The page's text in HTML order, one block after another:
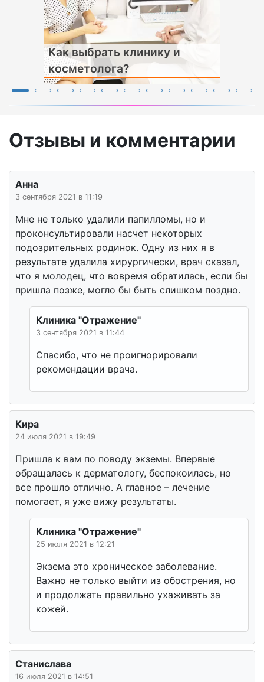
Как выбрать клинику и
косметолога?
Отзывы и комментарии
Анна
3 сентября 2021 в 11:19
Мне не только удалили папилломы, но и
проконсультировали насчет некоторых
подозрительных родинок. Одну из них я в
результате удалила хирургически, врач сказал,
что я молодец, что вовремя обратилась, если бы
пришла позже, могло бы быть слишком поздно.
Клиника "Отражение"
3 сентября 2021 в 11:44
Спасибо, что не проигнорировали
рекомендации врача.
Кира
24 июля 2021 в 19:49
Пришла к вам по поводу экземы. Впервые
обращалась к дерматологу, беспокоилась, но
все прошло отлично. А главное – лечение
помогает, я уже вижу результаты.
Клиника "Отражение"
25 июля 2021 в 12:21
Экзема это хроническое заболевание.
Важно не только выйти из обострения, но
и продолжать правильно ухаживать за
кожей.
Станислава
16 июля 2021 в 14:51